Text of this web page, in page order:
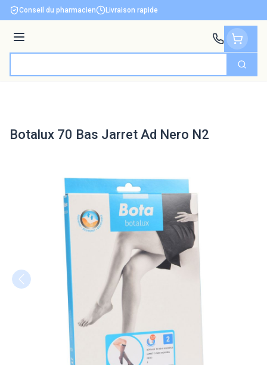
Aller au contenu
Conseil du pharmacien Livraison rapide
Menu
Botalux 70 Bas Jarret Ad Nero N2